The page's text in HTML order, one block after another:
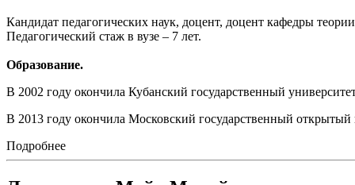
Кандидат педагогических наук, доцент, доцент кафедры
Педагогический стаж в вузе – 7 лет.
Образование.
В 2002 году окончила Кубанский государственный
В 2013 году окончила Московский государственный
Подробнее